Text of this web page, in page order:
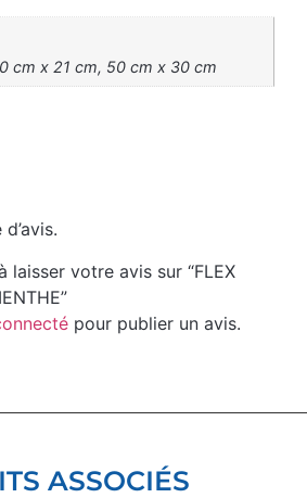
cm x 21 cm, 50 cm x 30 cm
laisser votre avis sur “FLEX
pour publier un avis.
ASSOCIÉS